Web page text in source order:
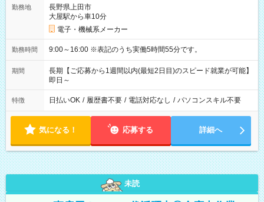
勤務地
長野県上田市
大屋駅から車10分
電子・機械系メーカー
勤務時間 9:00～16:00 ※表記のうち実働5時間55分です。
期間
長期【ご応募から1週間以内(最短2日目)のスピード就業が可能】
即日～
特徴 日払いOK / 履歴書不要 / 電話対応なし / パソコンスキル不要
気になる！ 応募する 詳細へ
未読